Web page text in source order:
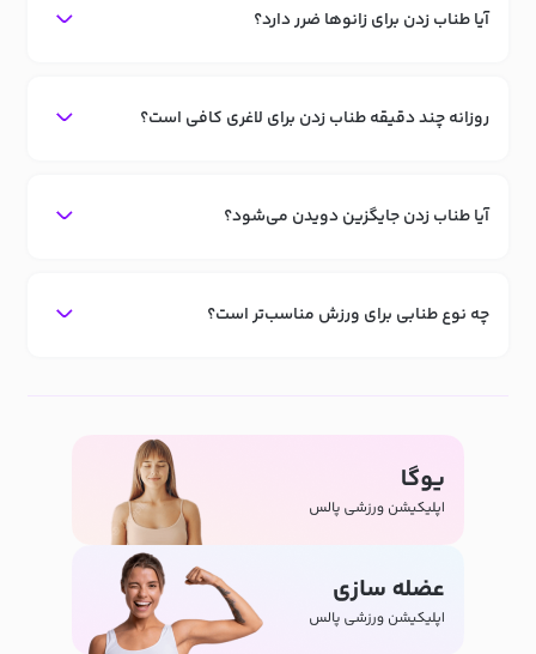
آیا طناب زدن برای زانوها ضرر دارد؟
روزانه چند دقیقه طناب زدن برای لاغری کافی است؟
آیا طناب زدن جایگزین دویدن می‌شود؟
چه نوع طنابی برای ورزش مناسب‌تر است؟